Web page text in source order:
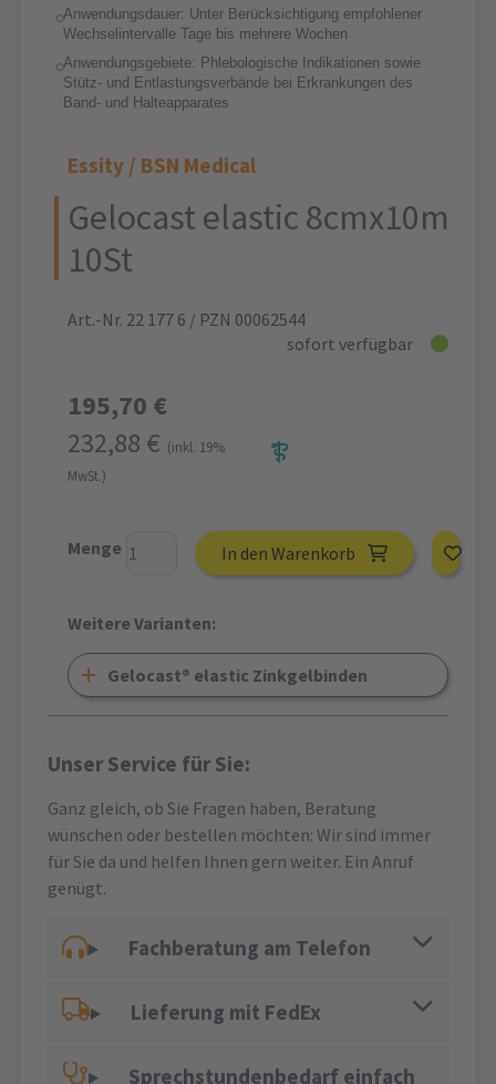
Anwendungsdauer: Unter Berücksichtigung empfohlener
Wechselintervalle Tage bis mehrere Wochen
Anwendungsgebiete: Phlebologische Indikationen sowie
Stütz- und Entlastungsverbände bei Erkrankungen des
Band- und Halteapparates
Essity / BSN Medical
Gelocast elastic 8cmx10m
10St
Art.-Nr. 22 177 6 / PZN 00062544
sofort verfügbar
195,70 €
232,88 € (inkl. 19%
MwSt.)
Menge In den Warenkorb
Weitere Varianten:
Gelocast® elastic Zinkgelbinden
Unser Service für Sie:
Ganz gleich, ob Sie Fragen haben, Beratung
wünschen oder bestellen möchten: Wir sind immer
für Sie da und helfen Ihnen gern weiter. Ein Anruf
genügt.
Fachberatung am Telefon
Lieferung mit FedEx
Sprechstundenbedarf einfach